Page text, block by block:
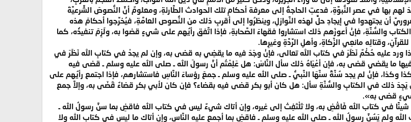
لهم بها في عصر النُّبوَّةِ، فدعتِ الحاجةُ إلى معرفة أحكامِ تلك الحوادث الطَّارئةِ، ومعلومٌ أنَّ النُّصوصَ الشَّرعيَّةَ
أن يجتهدوا في إيجادِ حلٍّ لهذه النَّوازلِ، وينظرُوا إلى أقربِ ذلك من النُّصوص العامَّةِ، فيُخرِّجوا أحكامَ هذه
والسُّنَّةِ، فإنْ أعوزَهم ذلك استشاروا فقهاءَ الصَّحابةِ، فإذا اتَّفق رأيُهم على شيءٍ قضوا به، ولَزِمَ تنفيذُه، كما
وقتالِه مانعِي الزَّكاةِ، وأهلِ الرِّدَّةِ وغيرِها.
ورد عليه حُكْمٌ نَظَرَ في كتاب الله تعالى، فإنْ وجَدَ فيه ما يقضِي به قضى به، وإن لم يجدْ في كتابِ الله نَظَرَ في
ما يقضي قضى به، فإن أعْيَاهُ ذلك سأل النَّاسَ: هل عَلِمْتُم أنَّ رسولَ الله ـ صلى الله عليه وسلم ـ قضى فيه
وكذا، فإنْ لم يجد سُنَّةً سنَّهَا النَّبيُّ ـ صلى الله عليه وسلم ـ جمعَ رؤساءَ النَّاسِ فاستشارهم، فإذا اجتمع رأيُهم على
ذلك في الكتابِ والسُّنَّةِ سأل: هل كان أبو بكر قضى فيه بقضاء؟ فإن كان لأبي بكر قضاءٌ قَضَى به، وإلاَّ جمع
شيءٍ قضى به».
في كتاب الله فَاقْضِ به، ولا تَلْتَفِتْ إلى غيره، وإن أتاك شيءٌ ليس في كتاب الله فاقضِ بما سنَّ رسولُ الله ـ
ولم يَسُنَّ رسولُ الله ـ صلى الله عليه وسلم ـ فاقضِ بما أجمع عليه النَّاس، وإن أتاك ما ليس في كتاب الله ولا